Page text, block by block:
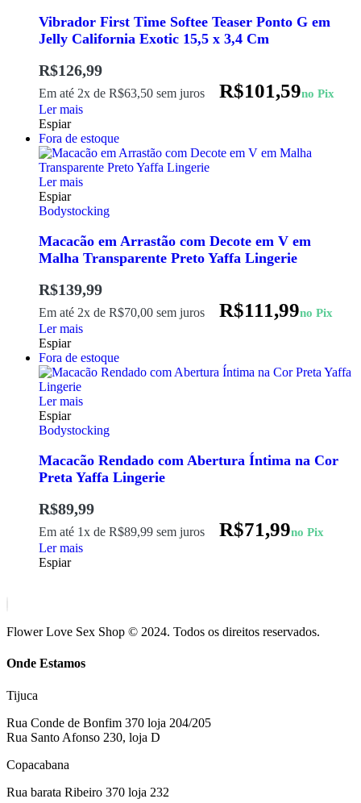
Vibrador First Time Softee Teaser Ponto G em
Jelly California Exotic 15,5 x 3,4 Cm
R$126,99
Em até 2x de R$63,50 sem juros R$101,59no Pix
Ler mais
Espiar
Fora de estoque
Ler mais
Espiar
Bodystocking
Macacão em Arrastão com Decote em V em
Malha Transparente Preto Yaffa Lingerie
R$139,99
Em até 2x de R$70,00 sem juros R$111,99no Pix
Ler mais
Espiar
Fora de estoque
Ler mais
Espiar
Bodystocking
Macacão Rendado com Abertura Íntima na Cor
Preta Yaffa Lingerie
R$89,99
Em até 1x de R$89,99 sem juros R$71,99no Pix
Ler mais
Espiar
Flower Love Sex Shop © 2024. Todos os direitos reservados.
Onde Estamos
Tijuca
Rua Conde de Bonfim 370 loja 204/205
Rua Santo Afonso 230, loja D
Copacabana
Rua barata Ribeiro 370 loja 232